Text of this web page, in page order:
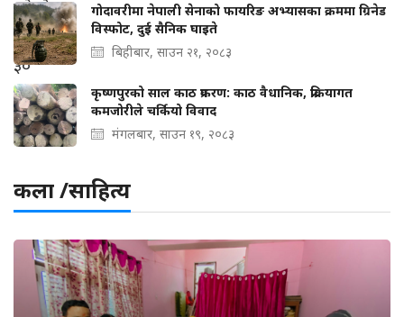
गोदावरीमा नेपाली सेनाको फायरिङ अभ्यासका क्रममा ग्रिनेड
विस्फोट, दुई सैनिक घाइते
बिहीबार, साउन २१, २०८३
कृष्णपुरको साल काठ प्रकरण: काठ वैधानिक, प्रक्रियागत
कमजोरीले चर्कियो विवाद
मंगलबार, साउन १९, २०८३
कला /साहित्य